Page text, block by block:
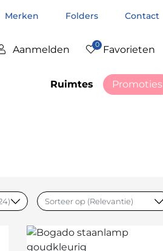
Merken Folders Contact
Aanmelden 0 Favorieten
Ruimtes Promoties